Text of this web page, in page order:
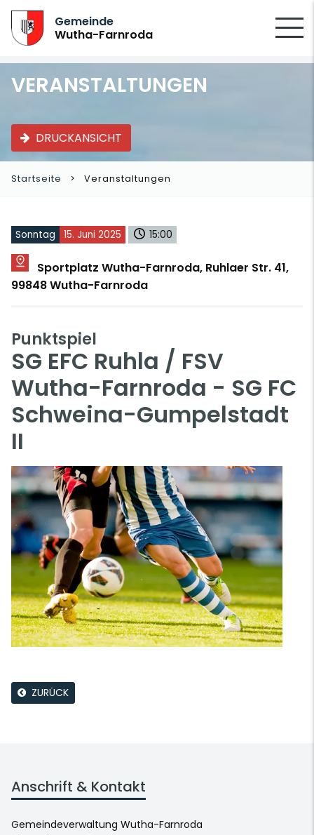
Gemeinde
Wutha-Farnroda
VERANSTALTUNGEN
DRUCKANSICHT
Startseite Veranstaltungen
Sonntag 15. Juni 2025 15:00
Sportplatz Wutha-Farnroda, Ruhlaer Str. 41,
99848 Wutha-Farnroda
Punktspiel
SG EFC Ruhla / FSV
Wutha-Farnroda - SG FC
Schweina-Gumpelstadt
II
ZURÜCK
Anschrift & Kontakt
Gemeindeverwaltung Wutha-Farnroda